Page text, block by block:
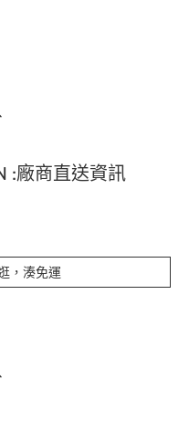
:廠商直送資訊
，湊免運